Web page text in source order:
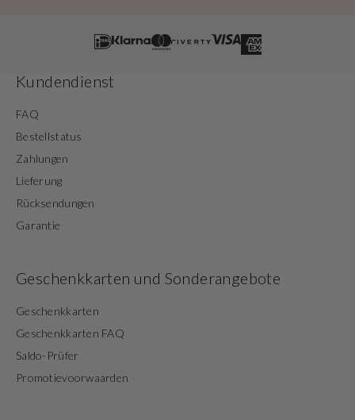
Kundendienst
FAQ
Bestellstatus
Zahlungen
Lieferung
Rücksendungen
Garantie
Geschenkkarten und Sonderangebote
Geschenkkarten
Geschenkkarten FAQ
Saldo-Prüfer
Promotievoorwaarden